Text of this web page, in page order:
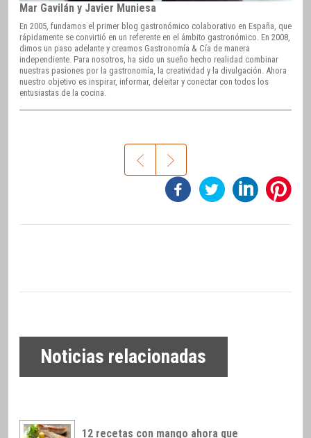
Mar Gavilán y Javier Muniesa
En 2005, fundamos el primer blog gastronómico colaborativo en España, que
rápidamente se convirtió en un referente en el ámbito gastronómico. En 2008,
dimos un paso adelante y creamos Gastronomía & Cía de manera
independiente. Para nosotros, ha sido un sueño hecho realidad combinar
nuestras pasiones por la gastronomía, la creatividad y la divulgación. Ahora
nuestro objetivo es inspirar, informar, deleitar y conectar con todos los
entusiastas de la cocina.
Noticias relacionadas
12 recetas con mango ahora que